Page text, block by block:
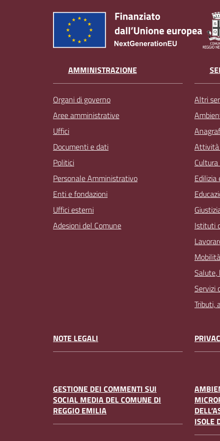
AMMINISTRAZIONE
Organi di governo
Aree amministrative
Uffici
Documenti e dati
Politici
Personale Amministrativo
Enti e fondazioni
Uffici esterni
Adesioni del Comune
Altri
Attività
Edilizia
Istituti
Salute,
Servizi
Tributi,
NOTE LEGALI
GESTIONE DEI COMMENTI SUI
SOCIAL MEDIA DEL COMUNE DI
REGGIO EMILIA
ISOLE